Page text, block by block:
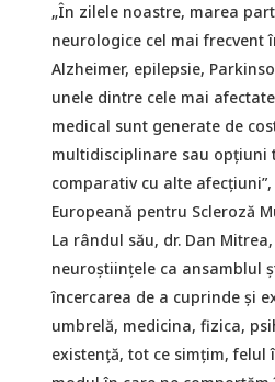
„În zilele noastre, marea
neurologice cel mai frecvent
Alzheimer, epilepsie,
unele dintre cele mai
medical sunt generate de
multidisciplinare sau opțiuni
comparativ cu alte
Europeană pentru Scleroză
La rândul său, dr. Dan
neuroștiințele ca ansamblul
încercarea de a cuprinde și
umbrelă, medicina, fizica,
existență, tot ce simțim,